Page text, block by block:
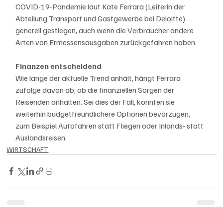
COVID-19-Pandemie laut Kate Ferrara (Leiterin der
Abteilung Transport und Gastgewerbe bei Deloitte)
generell gestiegen, auch wenn die Verbraucher andere
Arten von Ermessensausgaben zurückgefahren haben.
Finanzen entscheidend
Wie lange der aktuelle Trend anhält, hängt Ferrara
zufolge davon ab, ob die finanziellen Sorgen der
Reisenden anhalten. Sei dies der Fall, könnten sie
weiterhin budgetfreundlichere Optionen bevorzugen,
zum Beispiel Autofahren statt Fliegen oder Inlands- statt
Auslandsreisen.
WIRTSCHAFT